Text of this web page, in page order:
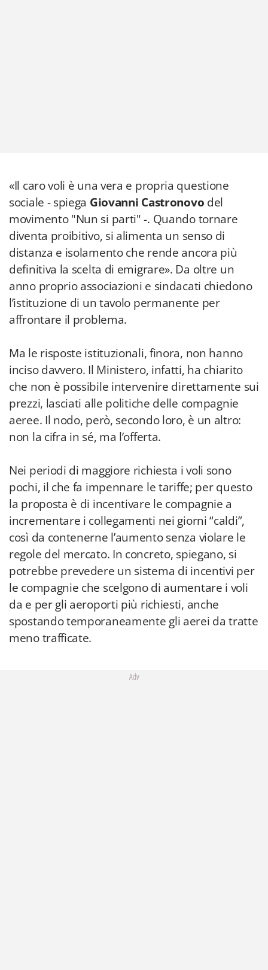
«Il caro voli è una vera e propria questione
sociale - spiega Giovanni Castronovo del
movimento "Nun si parti" -. Quando tornare
diventa proibitivo, si alimenta un senso di
distanza e isolamento che rende ancora più
definitiva la scelta di emigrare». Da oltre un
anno proprio associazioni e sindacati chiedono
l’istituzione di un tavolo permanente per
affrontare il problema.
Ma le risposte istituzionali, finora, non hanno
inciso davvero. Il Ministero, infatti, ha chiarito
che non è possibile intervenire direttamente sui
prezzi, lasciati alle politiche delle compagnie
aeree. Il nodo, però, secondo loro, è un altro:
non la cifra in sé, ma l’offerta.
Nei periodi di maggiore richiesta i voli sono
pochi, il che fa impennare le tariffe; per questo
la proposta è di incentivare le compagnie a
incrementare i collegamenti nei giorni “caldi”,
così da contenerne l’aumento senza violare le
regole del mercato. In concreto, spiegano, si
potrebbe prevedere un sistema di incentivi per
le compagnie che scelgono di aumentare i voli
da e per gli aeroporti più richiesti, anche
spostando temporaneamente gli aerei da tratte
meno trafficate.
Adv